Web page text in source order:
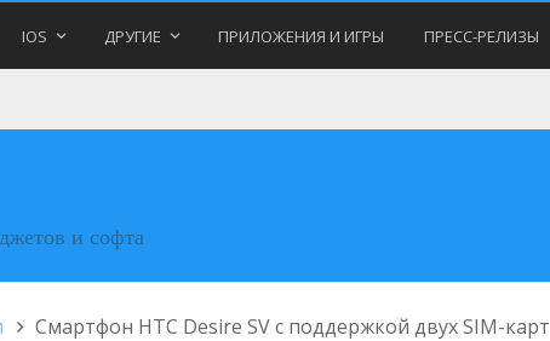
IOS ДРУГИЕ ПРИЛОЖЕНИЯ И ИГРЫ ПРЕСС-РЕЛИЗЫ
и софта
Смартфон HTC Desire SV с поддержкой двух SIM-карт